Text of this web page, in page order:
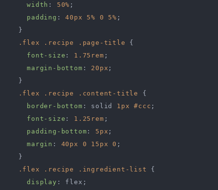
width : 50% ;
padding : 40px 5% 0 5% ;
  }
.flex
.recipe .page-title
{
font-size : 1.75rem ;
margin-bottom : 20px ;
  }
.flex
.recipe .content-title
{
border-bottom : solid 1px #ccc ;
font-size : 1.25rem ;
padding-bottom : 5px ;
margin : 40px 0 15px 0 ;
  }
.flex
.recipe .ingredient-list
{
display : flex;